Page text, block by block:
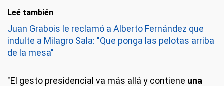
Leé también
Juan Grabois le reclamó a Alberto Fernández que
indulte a Milagro Sala: "Que ponga las pelotas arriba
de la mesa"
"El gesto presidencial va más allá y contiene una